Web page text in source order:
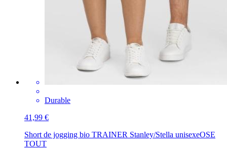
Durable
41,99 €
Short de jogging bio TRAINER Stanley/Stella unisexeOSE
TOUT